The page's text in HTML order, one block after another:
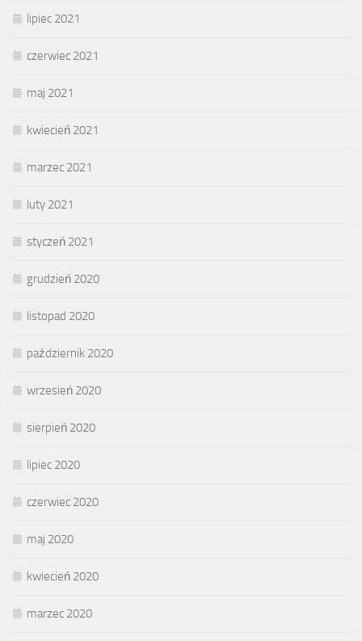
lipiec 2021
czerwiec 2021
maj 2021
kwiecień 2021
marzec 2021
luty 2021
styczeń 2021
grudzień 2020
listopad 2020
październik 2020
wrzesień 2020
sierpień 2020
lipiec 2020
czerwiec 2020
maj 2020
kwiecień 2020
marzec 2020